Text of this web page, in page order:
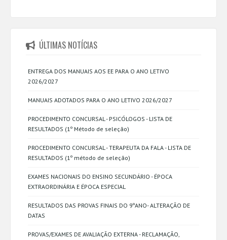
ÚLTIMAS NOTÍCIAS
ENTREGA DOS MANUAIS AOS EE PARA O ANO LETIVO
2026/2027
MANUAIS ADOTADOS PARA O ANO LETIVO 2026/2027
PROCEDIMENTO CONCURSAL - PSICÓLOGOS - LISTA DE
RESULTADOS (1º Método de seleção)
PROCEDIMENTO CONCURSAL - TERAPEUTA DA FALA - LISTA DE
RESULTADOS (1º método de seleção)
EXAMES NACIONAIS DO ENSINO SECUNDÁRIO - ÉPOCA
EXTRAORDINÁRIA E ÉPOCA ESPECIAL
RESULTADOS DAS PROVAS FINAIS DO 9ºANO- ALTERAÇÃO DE
DATAS
PROVAS/EXAMES DE AVALIAÇÃO EXTERNA - RECLAMAÇÃO,